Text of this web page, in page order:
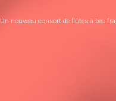
Un nouveau consort de flûtes à bec